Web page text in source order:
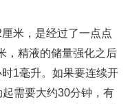
米，是经过了一点点
，精液的储量强化之后
1毫升。如果要连续开
需要大约30分钟，有